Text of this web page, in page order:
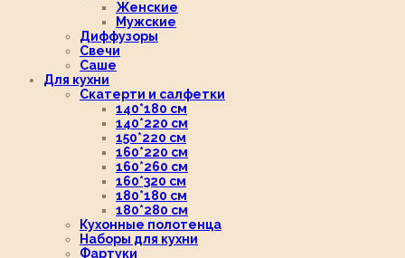
Женские
Мужские
Диффузоры
Свечи
Саше
Для кухни
Скатерти и салфетки
140*180 см
140*220 см
150*220 см
160*220 см
160*260 см
160*320 см
180*180 см
180*280 см
Кухонные полотенца
Наборы для кухни
Фартуки